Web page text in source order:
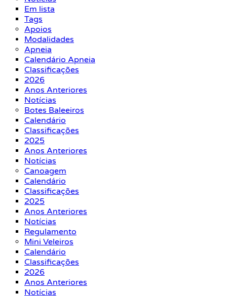
Em lista
Tags
Apoios
Modalidades
Apneia
Calendário Apneia
Classificações
2026
Anos Anteriores
Notícias
Botes Baleeiros
Calendário
Classificações
2025
Anos Anteriores
Notícias
Canoagem
Calendário
Classificações
2025
Anos Anteriores
Notícias
Regulamento
Mini Veleiros
Calendário
Classificações
2026
Anos Anteriores
Notícias